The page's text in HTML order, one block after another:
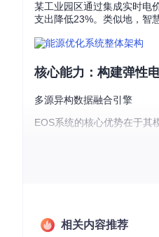
某工业园区通过集成实时电
支出降低23%。类似地，智
核心能力：构建弹性
多源异构数据融合引擎
EOS系统的核心优势在于其
type=
        priority=
相关内容推荐